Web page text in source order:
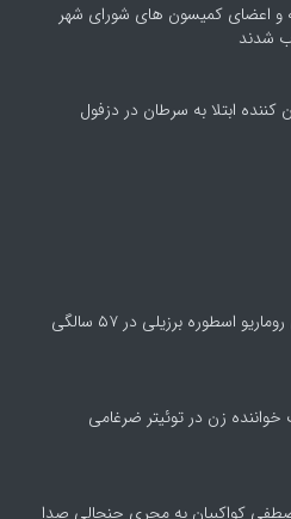
و اعضای کمیسون های شورای شهر
شدند
کننده ابتلا به سرطان در دزفول
اسطوره برزیلی در ۵۷ سالگی
زن در توئیتر ضرغامی
کواکبیان به مجری جنجالی صدا